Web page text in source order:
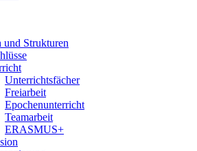
und Strukturen
Unterrichtsfächer
Freiarbeit
Epochenunterricht
Teamarbeit
ERASMUS+